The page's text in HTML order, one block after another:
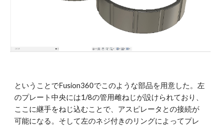
ということでFusion360でこのような部品を用意した。左
のプレート中央には1/8の管用雌ねじが設けられており、
ここに継手をねじ込むことで、アスピレータとの接続が
可能になる。そして左のネジ付きのリングによってプレ